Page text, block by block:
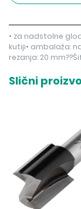
• za nadstolne
kutiji• ambalaža:
rezanja: 20
Slični